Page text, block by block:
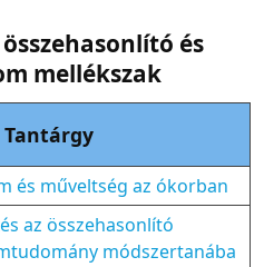
és
mellékszak
Tantárgy
és műveltség az ókorban
az összehasonlító
módszertanába